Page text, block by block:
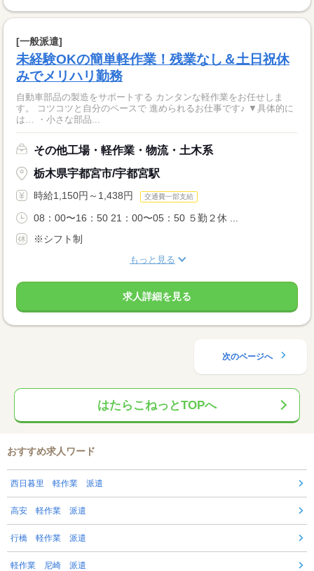
[一般派遣]
未経験OKの簡単軽作業！残業なし＆土日祝休
みでメリハリ勤務
自動車部品の製造をサポートする カンタンな軽作業をお任せしま
す。 コツコツと自分のペースで 進められるお仕事です♪ ▼具体的に
は… ・小さな部品...
その他工場・軽作業・物流・土木系
栃木県宇都宮市/宇都宮駅
時給1,150円～1,438円 交通費一部支給
08：00〜16：50 21：00〜05：50 ５勤２休 ...
※シフト制
もっと見る
求人詳細を見る
次のページへ
はたらこねっとTOPへ
おすすめ求人ワード
西日暮里 軽作業 派遣
高安 軽作業 派遣
行橋 軽作業 派遣
軽作業 尼崎 派遣